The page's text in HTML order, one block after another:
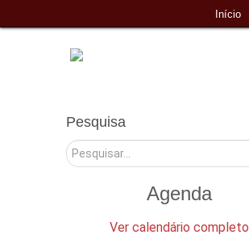
Início
Pesquisa
Pesquisar
Agenda
Ver calendário completo